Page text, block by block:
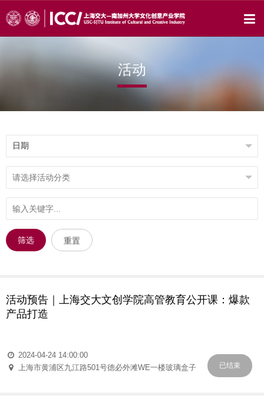
活动
筛选 重置
活动预告｜上海交大文创学院高管教育公开课：爆款
产品打造
2024-04-24 14:00:00
上海市黄浦区九江路501号德必外滩WE一楼玻璃盒子
已结束